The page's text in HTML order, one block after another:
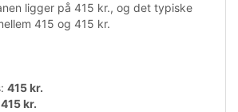
ligger på 415 kr., og det typiske
415 og 415 kr.
415 kr.
415 kr.